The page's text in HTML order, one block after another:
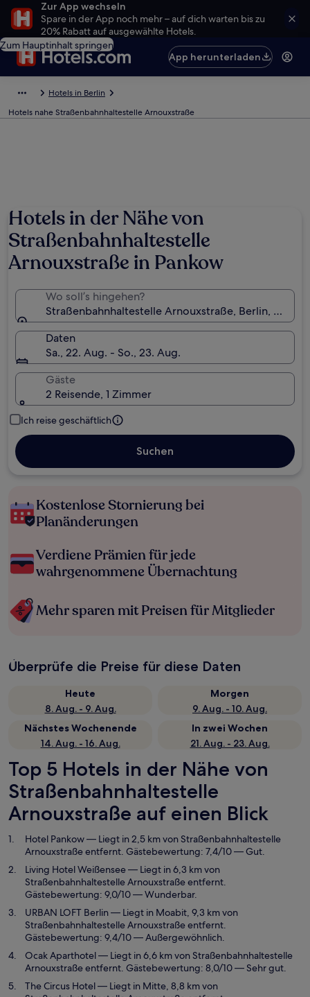
Zur App wechseln
Spare in der App noch mehr – auf dich warten bis zu
20% Rabatt auf ausgewählte Hotels.
Zum Hauptinhalt springen
App herunterladen
Hotels in Berlin
Hotels nahe Straßenbahnhaltestelle Arnouxstraße
Hotels in der Nähe von
Straßenbahnhaltestelle
Arnouxstraße in Pankow
Wo soll’s hingehen?
Straßenbahnhaltestelle Arnouxstraße, Berlin,
Daten
Sa., 22. Aug. - So., 23. Aug.
Gäste
2 Reisende, 1 Zimmer
Ich reise geschäftlich
Suchen
Kostenlose Stornierung bei
Planänderungen
Verdiene Prämien für jede
wahrgenommene Übernachtung
Mehr sparen mit Preisen für Mitglieder
Überprüfe die Preise für diese Daten
Heute
8. Aug. - 9. Aug.
Morgen
9. Aug. - 10. Aug.
Nächstes Wochenende
14. Aug. - 16. Aug.
In zwei Wochen
21. Aug. - 23. Aug.
Top 5 Hotels in der Nähe von
Straßenbahnhaltestelle
Arnouxstraße auf einen Blick
Hotel Pankow— Liegt in 2,5 km von Straßenbahnhaltestelle
Arnouxstraße entfernt. Gästebewertung: 7,4/10 — Gut.
Living Hotel Weißensee— Liegt in 6,3 km von
Straßenbahnhaltestelle Arnouxstraße entfernt.
Gästebewertung: 9,0/10 — Wunderbar.
URBAN LOFT Berlin— Liegt in Moabit, 9,3 km von
Straßenbahnhaltestelle Arnouxstraße entfernt.
Gästebewertung: 9,4/10 — Außergewöhnlich.
Ocak Aparthotel— Liegt in 6,6 km von Straßenbahnhaltestelle
Arnouxstraße entfernt. Gästebewertung: 8,0/10 — Sehr gut.
The Circus Hotel— Liegt in Mitte, 8,8 km von